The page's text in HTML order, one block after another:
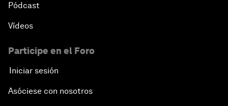
Pódcast
Vídeos
Participe en el Foro
Iniciar sesión
Asóciese con nosotros